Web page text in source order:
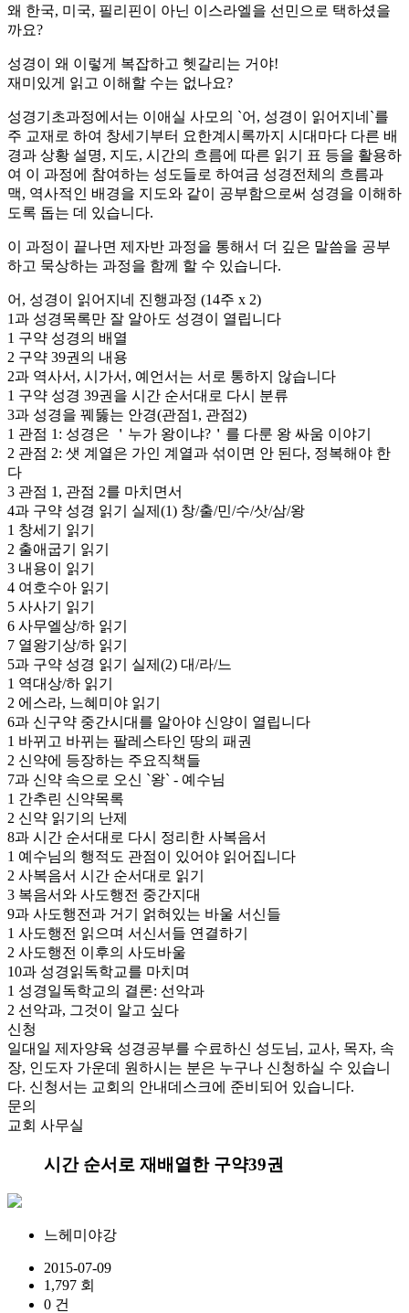
왜 한국, 미국, 필리핀이 아닌 이스라엘을 선민으로 택하셨을
까요?
성경이 왜 이렇게 복잡하고 헷갈리는 거야!
재미있게 읽고 이해 할 수는 없나요?
성경기초과정에서는 이애실 사모의 `어, 성경이 읽어지네`를
주 교재로 하여 창세기부터 요한계시록까지 시대마다 다른 배
경과 상황 설명, 지도, 시간의 흐름에 따른 읽기 표 등을 활용하
여 이 과정에 참여하는 성도들로 하여금 성경전체의 흐름과
맥, 역사적인 배경을 지도와 같이 공부함으로써 성경을 이해하
도록 돕는 데 있습니다.
이 과정이 끝나면 제자반 과정을 통해서 더 깊은 말씀을 공부
하고 묵상하는 과정을 함께 할 수 있습니다.
어, 성경이 읽어지네 진행과정 (14주 x 2)
1과 성경목록만 잘 알아도 성경이 열립니다
1 구약 성경의 배열
2 구약 39권의 내용
2과 역사서, 시가서, 예언서는 서로 통하지 않습니다
1 구약 성경 39권을 시간 순서대로 다시 분류
3과 성경을 꿰뚫는 안경(관점1, 관점2)
1 관점 1: 성경은 ＇누가 왕이냐?＇를 다룬 왕 싸움 이야기
2 관점 2: 샛 계열은 가인 계열과 섞이면 안 된다, 정복해야 한
다
3 관점 1, 관점 2를 마치면서
4과 구약 성경 읽기 실제(1) 창/출/민/수/삿/삼/왕
1 창세기 읽기
2 출애굽기 읽기
3 내용이 읽기
4 여호수아 읽기
5 사사기 읽기
6 사무엘상/하 읽기
7 열왕기상/하 읽기
5과 구약 성경 읽기 실제(2) 대/라/느
1 역대상/하 읽기
2 에스라, 느혜미야 읽기
6과 신구약 중간시대를 알아야 신양이 열립니다
1 바뀌고 바뀌는 팔레스타인 땅의 패권
2 신약에 등장하는 주요직책들
7과 신약 속으로 오신 `왕` - 예수님
1 간추린 신약목록
2 신약 읽기의 난제
8과 시간 순서대로 다시 정리한 사복음서
1 예수님의 행적도 관점이 있어야 읽어집니다
2 사복음서 시간 순서대로 읽기
3 복음서와 사도행전 중간지대
9과 사도행전과 거기 얽혀있는 바울 서신들
1 사도행전 읽으며 서신서들 연결하기
2 사도행전 이후의 사도바울
10과 성경읽독학교를 마치며
1 성경일독학교의 결론: 선악과
2 선악과, 그것이 알고 싶다
신청
일대일 제자양육 성경공부를 수료하신 성도님, 교사, 목자, 속
장, 인도자 가운데 원하시는 분은 누구나 신청하실 수 있습니
다. 신청서는 교회의 안내데스크에 준비되어 있습니다.
문의
교회 사무실
시간 순서로 재배열한 구약39권
느헤미야강
2015-07-09
1,797 회
0 건